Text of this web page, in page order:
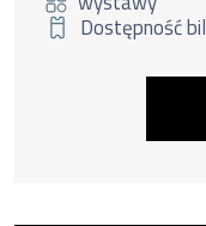
Dostępność
Duża dostępność